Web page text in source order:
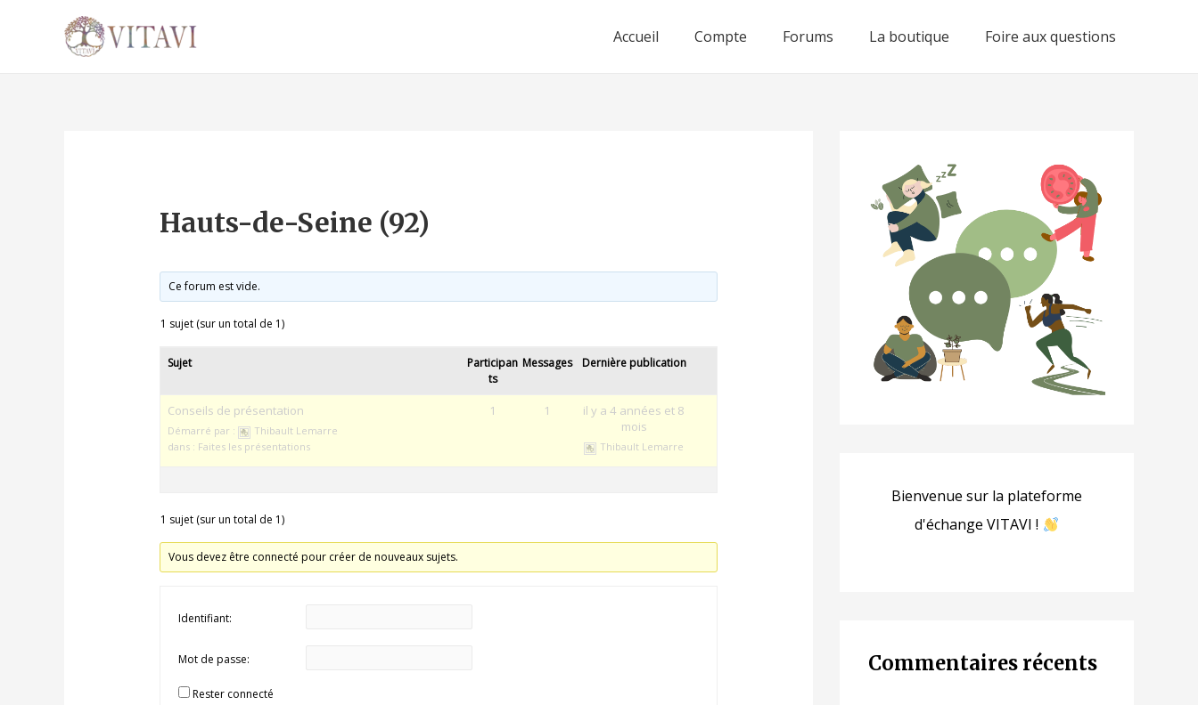
Accueil Compte Forums La boutique Foire aux questions
Hauts-de-Seine (92)
Ce forum est vide.
1 sujet (sur un total de 1)
Sujet
Participan
ts
Messages Dernière publication
Conseils de présentation
Démarré par :
Thibault Lemarre
dans : Faites les présentations
1 1
il y a 4 années et 8
mois
Thibault Lemarre
1 sujet (sur un total de 1)
Vous devez être connecté pour créer de nouveaux sujets.
Identifiant:
Mot de passe:
Rester connecté
Bienvenue sur la plateforme
d'échange VITAVI !
Commentaires récents